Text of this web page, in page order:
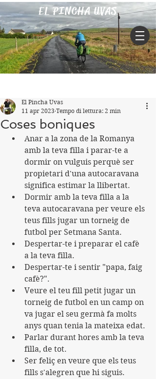
EL PINCHA UVAS
Coses boniques
El Pincha Uvas
11 apr 2023 Tempo di lettura: 2 min
Anar a la zona de la Romanya
amb la teva filla i parar-te a
dormir on vulguis perquè ser
propietari d'una autocaravana
significa estimar la llibertat.
Dormir amb la teva filla a la
teva autocaravana per veure els
teus fills jugar un torneig de
futbol per Setmana Santa.
Despertar-te i preparar el cafè
a la teva filla.
Despertar-te i sentir "papa, faig
cafè?".
Veure el teu fill petit jugar un
torneig de futbol en un camp on
va jugar el seu germà fa molts
anys quan tenia la mateixa edat.
Parlar durant hores amb la teva
filla, de tot.
Ser feliç en veure que els teus
fills s'alegren que hi siguis.